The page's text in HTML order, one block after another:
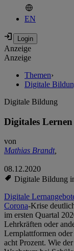
EN
Anzeige
Anzeige
Themen›
Digitale
Digitale Bildung
Digitales
von
Mathias Brandt,
08.12.2020
Digitale Bildung
Digitale
Corona-Krise
im ersten Quartal
Lehrkräften oder
Lernplattformen
acht Prozent. Wie